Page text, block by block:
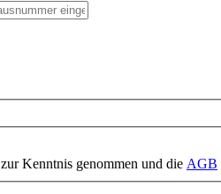
zur Kenntnis genommen und die AGB